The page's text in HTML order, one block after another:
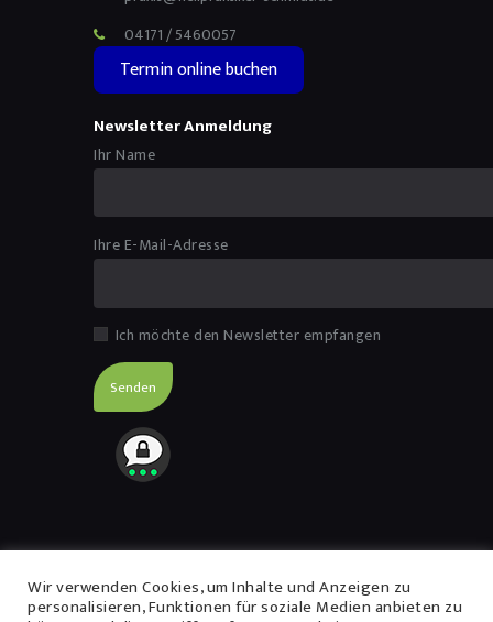
04171 / 5460057
Termin online buchen
Newsletter Anmeldung
Ihr Name
Ihre E-Mail-Adresse
Ich möchte den Newsletter empfangen
Wir verwenden Cookies, um Inhalte und Anzeigen zu
personalisieren, Funktionen für soziale Medien anbieten zu